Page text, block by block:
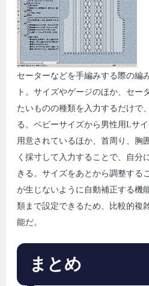
セーターなどを手編みする際の編
ト。サイズやゲージのほか、セー
たいものの種類を入力するだけで
る。ベビーサイズから男性用Lサ
用意されているほか、首周り、胸
く採寸して入力することで、自分
きる。サイズをあとから調整する
が生じないように自動補正する機
類まで設定できるため、比較的複
能だ。
まとめ